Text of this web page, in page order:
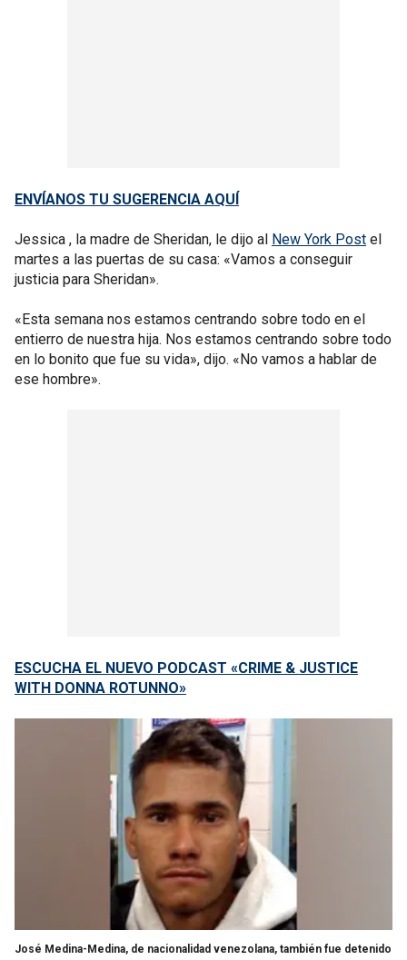
ENVÍANOS TU SUGERENCIA AQUÍ
Jessica , la madre de Sheridan, le dijo al New York Post el
martes a las puertas de su casa: «Vamos a conseguir
justicia para Sheridan».
«Esta semana nos estamos centrando sobre todo en el
entierro de nuestra hija. Nos estamos centrando sobre todo
en lo bonito que fue su vida», dijo. «No vamos a hablar de
ese hombre».
ESCUCHA EL NUEVO PODCAST «CRIME & JUSTICE
WITH DONNA ROTUNNO»
José Medina-Medina, de nacionalidad venezolana, también fue detenido